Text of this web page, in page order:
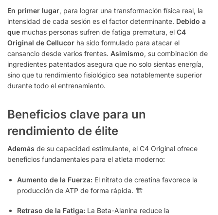
En primer lugar, para lograr una transformación física real, la
intensidad de cada sesión es el factor determinante. Debido a
que muchas personas sufren de fatiga prematura, el C4
Original de Cellucor ha sido formulado para atacar el
cansancio desde varios frentes. Asimismo, su combinación de
ingredientes patentados asegura que no solo sientas energía,
sino que tu rendimiento fisiológico sea notablemente superior
durante todo el entrenamiento.
Beneficios clave para un
rendimiento de élite
Además de su capacidad estimulante, el C4 Original ofrece
beneficios fundamentales para el atleta moderno:
Aumento de la Fuerza: El nitrato de creatina favorece la
producción de ATP de forma rápida. 🏗️
Retraso de la Fatiga: La Beta-Alanina reduce la